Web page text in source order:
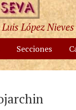
López Nieves
Secciones